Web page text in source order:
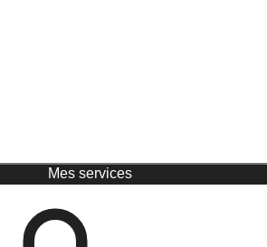
Mes services